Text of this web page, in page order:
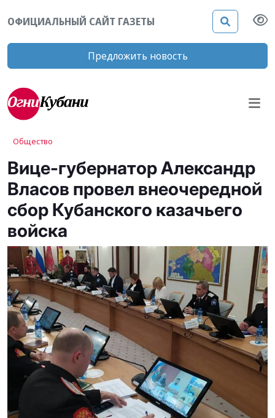
ОФИЦИАЛЬНЫЙ САЙТ ГАЗЕТЫ
Предложить новость
Общество
Вице-губернатор Александр
Власов провел внеочередной
сбор Кубанского казачьего
войска